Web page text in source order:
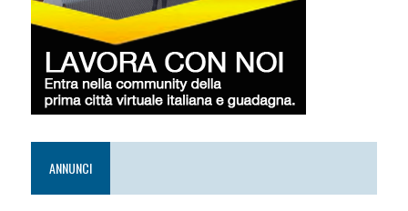
ANNUNCI